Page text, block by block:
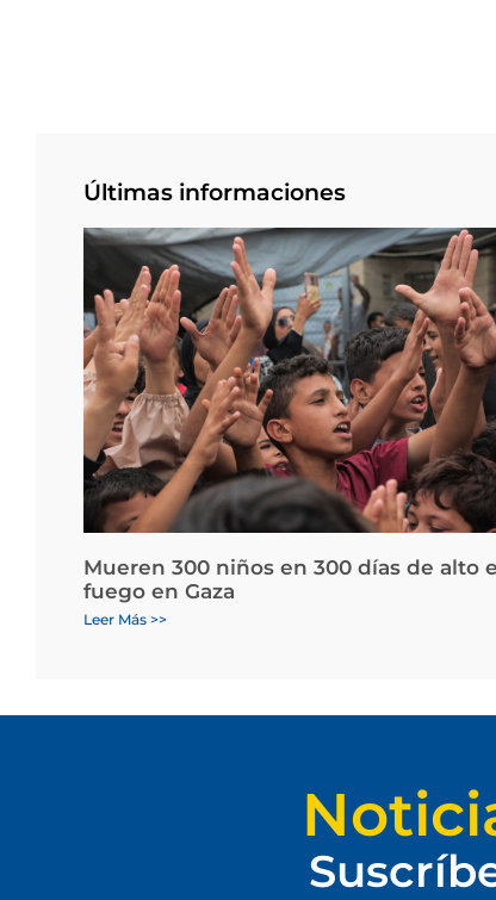
Últimas informaciones
Mueren 300 niños en 300 días de alto
fuego en Gaza
Leer Más >>